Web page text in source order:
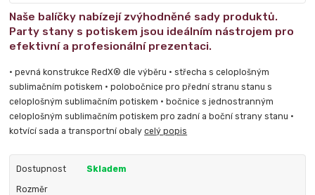
Naše balíčky nabízejí zvýhodněné sady produktů.
Party stany s potiskem jsou ideálním nástrojem pro
efektivní a profesionální prezentaci.
• pevná konstrukce RedX® dle výběru • střecha s celoplošným
sublimačním potiskem • polobočnice pro přední stranu stanu s
celoplošným sublimačním potiskem • bočnice s jednostranným
celoplošným sublimačním potiskem pro zadní a boční strany stanu •
kotvící sada a transportní obalycelý popis
Dostupnost Skladem
Rozměr